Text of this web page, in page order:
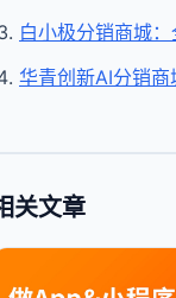
白小极分销商城
华青创新AI分销
关文章